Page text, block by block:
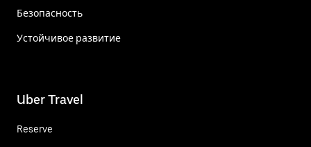
Безопасность
Устойчивое развитие
Uber Travel
Reserve